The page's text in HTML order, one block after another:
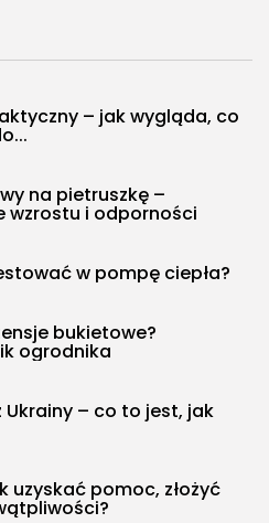
– jak wygląda, co
na pietruszkę –
wzrostu i odporności
w pompę ciepła?
bukietowe?
ogrodnika
Ukrainy – co to jest, jak
uzyskać pomoc, złożyć